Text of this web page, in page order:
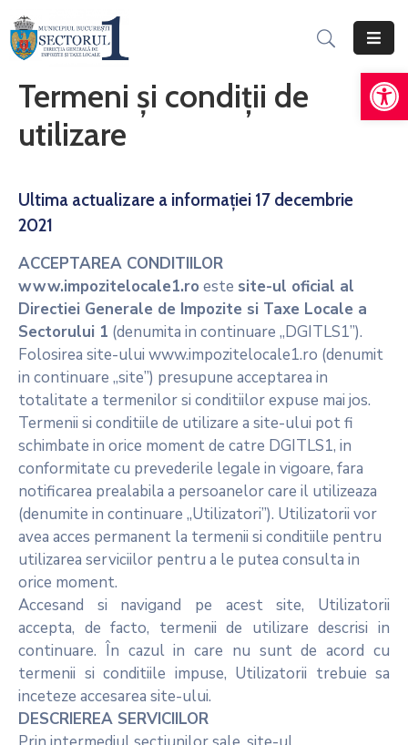
Informații
Generale
Online
Fizice
Persoane
Juridice
Impozite,
Taxe
Si
Amenzi
Contact
Chestionar
Termeni și condiții de
utilizare
Ultima actualizare a informației 17 decembrie
2021
ACCEPTAREA CONDITIILOR
www.impozitelocale1.ro este site-ul oficial al
Directiei Generale de Impozite si Taxe Locale a
Sectorului 1 (denumita in continuare „DGITLS1”).
Folosirea site-ului www.impozitelocale1.ro (denumit
in continuare „site”) presupune acceptarea in
totalitate a termenilor si conditiilor expuse mai jos.
Termenii si conditiile de utilizare a site-ului pot fi
schimbate in orice moment de catre DGITLS1, in
conformitate cu prevederile legale in vigoare, fara
notificarea prealabila a persoanelor care il utilizeaza
(denumite in continuare „Utilizatori”). Utilizatorii vor
avea acces permanent la termenii si conditiile pentru
utilizarea serviciilor pentru a le putea consulta in
orice moment.
Accesand si navigand pe acest site, Utilizatorii
accepta, de facto, termenii de utilizare descrisi in
continuare. În cazul in care nu sunt de acord cu
termenii si conditiile impuse, Utilizatorii trebuie sa
inceteze accesarea site-ului.
DESCRIEREA SERVICIILOR